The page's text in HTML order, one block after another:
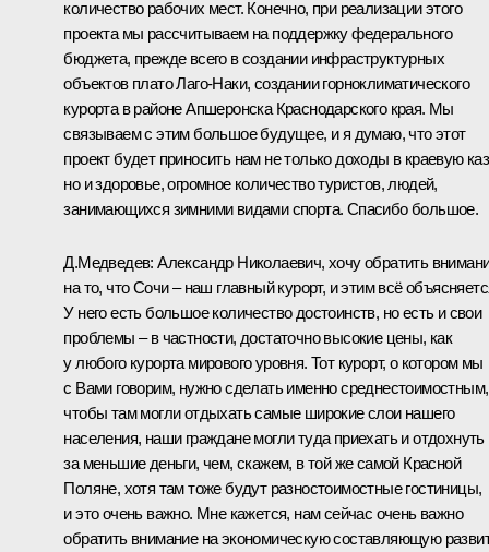
количество рабочих мест. Конечно, при реализации этого
проекта мы рассчитываем на поддержку федерального
бюджета, прежде всего в создании инфраструктурных
объектов плато Лаго-Наки, создании горноклиматического
курорта в районе Апшеронска Краснодарского края. Мы
связываем с этим большое будущее, и я думаю, что этот
проект будет приносить нам не только доходы в краевую
но и здоровье, огромное количество туристов, людей,
занимающихся зимними видами спорта. Спасибо большое.
Д.Медведев: Александр Николаевич, хочу обратить
на то, что Сочи – наш главный курорт, и этим всё
У него есть большое количество достоинств, но есть и свои
проблемы – в частности, достаточно высокие цены, как
у любого курорта мирового уровня. Тот курорт, о котором мы
с Вами говорим, нужно сделать именно среднестоимостным,
чтобы там могли отдыхать самые широкие слои нашего
населения, наши граждане могли туда приехать и отдохнуть
за меньшие деньги, чем, скажем, в той же самой Красной
Поляне, хотя там тоже будут разностоимостные гостиницы,
и это очень важно. Мне кажется, нам сейчас очень важно
обратить внимание на экономическую составляющую